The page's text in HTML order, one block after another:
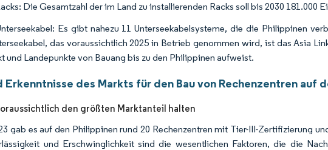
Die Gesamtzahl der im Land zu installierenden Racks soll bis 2030 181.000
Es gibt nahezu 11 Unterseekabelsysteme, die die Philippinen
das voraussichtlich 2025 in Betrieb genommen wird, ist das Asia
und Landepunkte von Bauang bis zu den Philippinen aufweist.
Erkenntnisse des Markts für den Bau von Rechenzentren auf
den größten Marktanteil halten
gab es auf den Philippinen rund 20 Rechenzentren mit Tier-III-Zertifizierung
und Erschwinglichkeit sind die wesentlichen Faktoren, die die